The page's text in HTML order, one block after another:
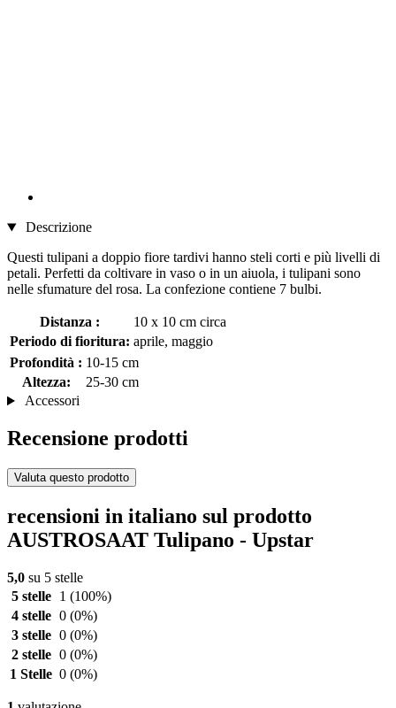
Descrizione
Questi tulipani a doppio fiore tardivi hanno steli corti e più livelli di
petali. Perfetti da coltivare in vaso o in un aiuola, i tulipani sono
nelle sfumature del rosa. La confezione contiene 7 bulbi.
Distanza :
10 x 10 cm circa
Periodo di fioritura: aprile, maggio
Profondità : 10-15 cm
Altezza:
25-30 cm
Accessori
Recensione prodotti
Valuta questo prodotto
recensioni in italiano sul prodotto
AUSTROSAAT Tulipano - Upstar
5,0 su 5 stelle
5 stelle
1 (100%)
4 stelle 0 (0%)
3 stelle 0 (0%)
2 stelle 0 (0%)
1 Stelle 0 (0%)